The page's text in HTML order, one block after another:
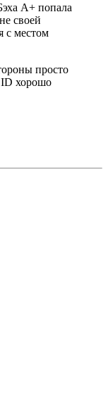
А+ попала
своей
с местом
просто
ID хорошо